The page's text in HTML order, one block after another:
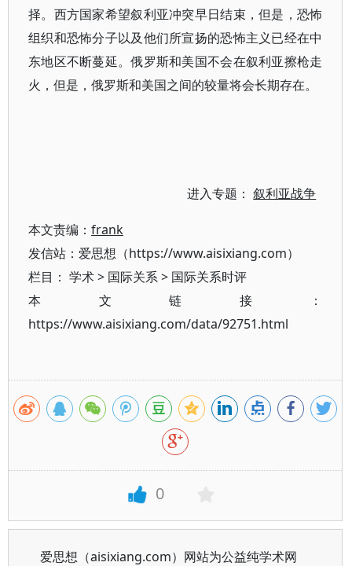
择。西方国家希望叙利亚冲突早日结束，但是，恐怖
组织和恐怖分子以及他们所宣扬的恐怖主义已经在中
东地区不断蔓延。俄罗斯和美国不会在叙利亚擦枪走
火，但是，俄罗斯和美国之间的较量将会长期存在。
进入专题：叙利亚战争
本文责编： frank
发信站：爱思想（https://www.aisixiang.com）
栏目： 学术> 国际关系> 国际关系时评
本文链接：
https://www.aisixiang.com/data/92751.html
0
爱思想（aisixiang.com）网站为公益纯学术网